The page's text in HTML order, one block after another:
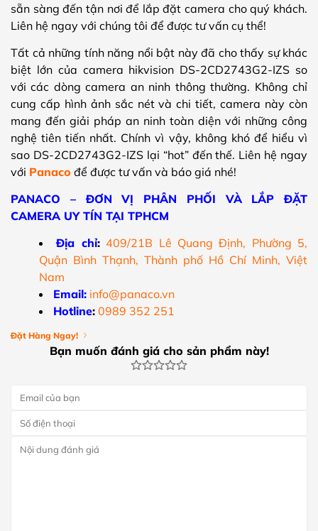
sẵn sàng đến tận nơi để lắp đặt camera cho quý khách.
Liên hệ ngay với chúng tôi để được tư vấn cụ thể!
Tất cả những tính năng nổi bật này đã cho thấy sự khác
biệt lớn của camera hikvision DS-2CD2743G2-IZS so
với các dòng camera an ninh thông thường. Không chỉ
cung cấp hình ảnh sắc nét và chi tiết, camera này còn
mang đến giải pháp an ninh toàn diện với những công
nghệ tiên tiến nhất. Chính vì vậy, không khó để hiểu vì
sao DS-2CD2743G2-IZS lại “hot” đến thế. Liên hệ ngay
với Panaco để được tư vấn và báo giá nhé!
PANACO – ĐƠN VỊ PHÂN PHỐI VÀ LẮP ĐẶT
CAMERA UY TÍN TẠI TPHCM
Địa chỉ: 409/21B Lê Quang Định, Phường 5,
Quận Bình Thạnh, Thành phố Hồ Chí Minh, Việt
Nam
Email: info@panaco.vn
Hotline: 0989 352 251
Đặt Hàng Ngay!
Bạn muốn đánh giá cho sản phẩm này!